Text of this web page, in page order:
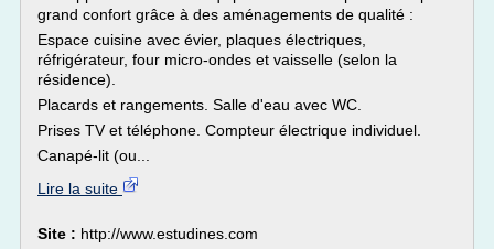
grand confort grâce à des aménagements de qualité :
Espace cuisine avec évier, plaques électriques,
réfrigérateur, four micro-ondes et vaisselle (selon la
résidence).
Placards et rangements. Salle d'eau avec WC.
Prises TV et téléphone. Compteur électrique individuel.
Canapé-lit (ou...
Lire la suite
Site : http://www.estudines.com